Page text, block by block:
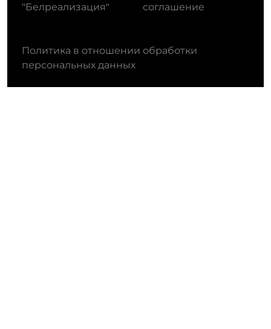
"Белреализация"
соглашение
Политика в отношении обработки
персональных данных